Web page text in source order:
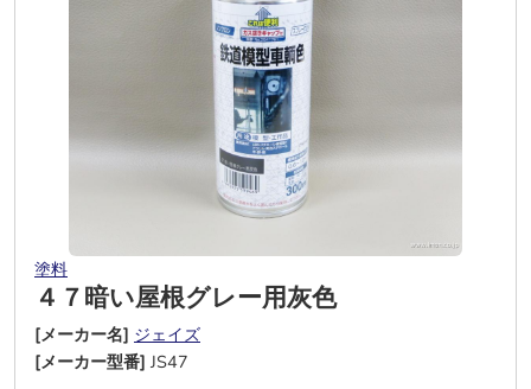
塗料
４７暗い屋根グレー用灰色
[メーカー名] ジェイズ
[メーカー型番] JS47